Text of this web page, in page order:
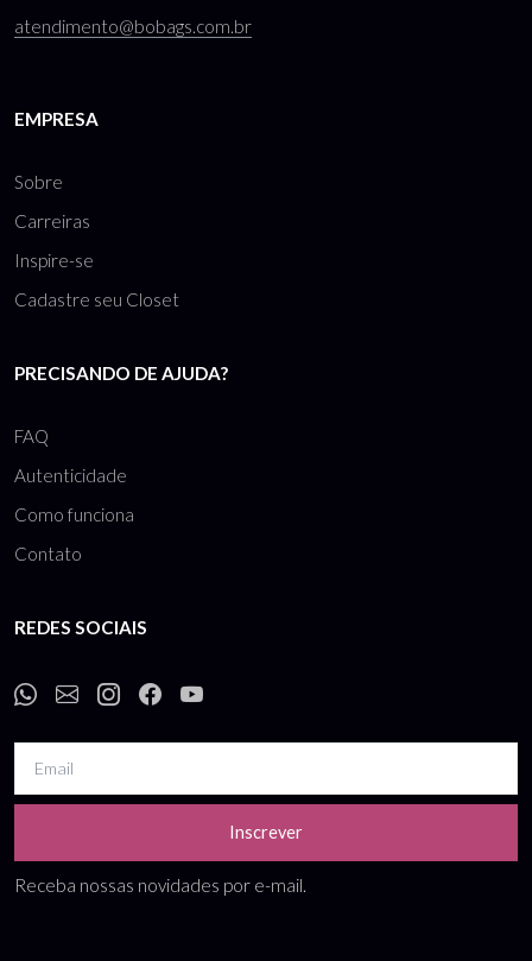
atendimento@bobags.com.br
EMPRESA
Sobre
Carreiras
Inspire-se
Cadastre seu Closet
PRECISANDO DE AJUDA?
FAQ
Autenticidade
Como funciona
Contato
REDES SOCIAIS
Inscrever
Receba nossas novidades por e-mail.